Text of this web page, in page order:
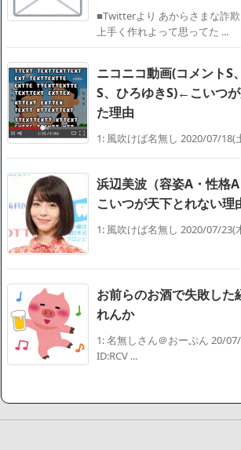
■Twitterより あからさまな詐
上手く作れよって思ってた ...
ニコニコ動画(コメントS
S、ひろゆきS)←こいつ
た理由
1: 風吹けば名無し 2020/07/18(
浜辺美波（容姿A・性格
こいつが天下とれない理
1: 風吹けば名無し 2020/07/23(
お前らのお酒で失敗した
れんか
1: 名無しさん＠おーぷん 20/
ID:RCV ...